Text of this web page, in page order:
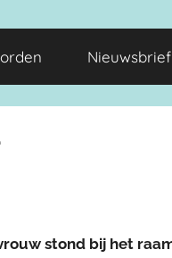
Nieuwsbrief
stond bij het